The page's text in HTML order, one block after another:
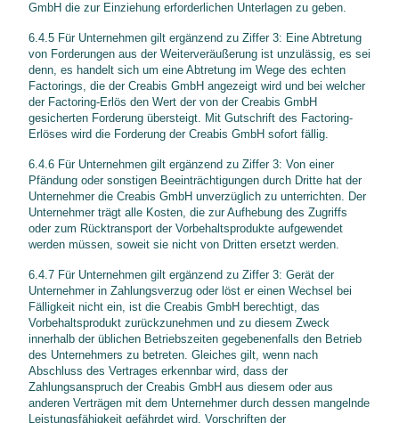
GmbH die zur Einziehung erforderlichen Unterlagen zu geben.
6.4.5 Für Unternehmen gilt ergänzend zu Ziffer 3: Eine Abtretung
von Forderungen aus der Weiterveräußerung ist unzulässig, es sei
denn, es handelt sich um eine Abtretung im Wege des echten
Factorings, die der Creabis GmbH angezeigt wird und bei welcher
der Factoring-Erlös den Wert der von der Creabis GmbH
gesicherten Forderung übersteigt. Mit Gutschrift des Factoring-
Erlöses wird die Forderung der Creabis GmbH sofort fällig.
6.4.6 Für Unternehmen gilt ergänzend zu Ziffer 3: Von einer
Pfändung oder sonstigen Beeinträchtigungen durch Dritte hat der
Unternehmer die Creabis GmbH unverzüglich zu unterrichten. Der
Unternehmer trägt alle Kosten, die zur Aufhebung des Zugriffs
oder zum Rücktransport der Vorbehaltsprodukte aufgewendet
werden müssen, soweit sie nicht von Dritten ersetzt werden.
6.4.7 Für Unternehmen gilt ergänzend zu Ziffer 3: Gerät der
Unternehmer in Zahlungsverzug oder löst er einen Wechsel bei
Fälligkeit nicht ein, ist die Creabis GmbH berechtigt, das
Vorbehaltsprodukt zurückzunehmen und zu diesem Zweck
innerhalb der üblichen Betriebszeiten gegebenenfalls den Betrieb
des Unternehmers zu betreten. Gleiches gilt, wenn nach
Abschluss des Vertrages erkennbar wird, dass der
Zahlungsanspruch der Creabis GmbH aus diesem oder aus
anderen Verträgen mit dem Unternehmer durch dessen mangelnde
Leistungsfähigkeit gefährdet wird. Vorschriften der